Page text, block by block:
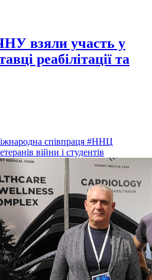
взяли участь у
реабілітації та
співпраця #ННЦ
війни і студентів